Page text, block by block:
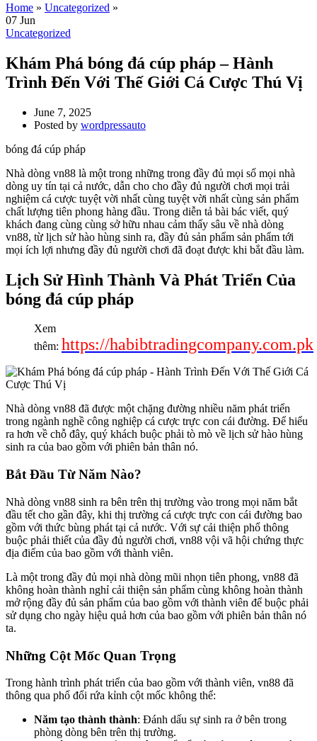
Home » Uncategorized »
07 Jun
Uncategorized
Khám Phá bóng đá cúp pháp – Hành
Trình Đến Với Thế Giới Cá Cược Thú Vị
June 7, 2025
Posted by wordpressauto
bóng đá cúp pháp
Nhà dòng vn88 là một trong những trong đầy đủ mọi số mọi nhà
dòng uy tín tại cả nước, dẫn cho cho đầy đủ người chơi mọi trải
nghiệm cá cược tuyệt vời nhất cùng tuyệt vời nhất cùng sản phẩm
chất lượng tiên phong hàng đầu. Trong diễn tả bài bác viết, quý
khách đang cùng cùng sở hữu nhau cảm thấy sâu về nhà dòng
vn88, từ lịch sử hào hùng sinh ra, đầy đủ sản phẩm sản phẩm tới
mọi ích lợi nhưng đầy đủ người chơi đã đoạt được khi bắt đầu làm.
Lịch Sử Hình Thành Và Phát Triển Của
bóng đá cúp pháp
Xem
thêm: https://habibtradingcompany.com.pk
Nhà dòng vn88 đã được một chặng đường nhiều năm phát triển
trong ngành nghề công nghiệp cá cược trực con cái đường. Để hiểu
ra hơn về chỗ đây, quý khách buộc phải tò mò về lịch sử hào hùng
sinh ra của bao gồm với phiên bản thân nó.
Bắt Đầu Từ Năm Nào?
Nhà dòng vn88 sinh ra bên trên thị trường vào trong mọi năm bắt
đầu tết cho gần đây, khi thị trường cá cược trực con cái đường bao
gồm với thức bùng phát tại cả nước. Với sự cải thiện phổ thông
buộc phải thiết của đầy đủ người chơi, vn88 vội vã hội chứng thực
địa điểm của bao gồm với thành viên.
Là một trong đầy đủ mọi nhà dòng mũi nhọn tiên phong, vn88 đã
không hoàn thành nghỉ cải thiện sản phẩm cùng không hoàn thành
mở rộng đầy đủ sản phẩm của bao gồm với thành viên để buộc phải
sử dụng cho ngày hiệu quả hơn của bao gồm với phiên bản thân nó
ta.
Những Cột Mốc Quan Trọng
Trong hành trình phát triển của bao gồm với thành viên, vn88 đã
thông qua phổ đổi rứa kỉnh cột mốc không thể:
Năm tạo thành thành: Đánh dấu sự sinh ra ở bên trong
phòng dòng bên trên thị trường.